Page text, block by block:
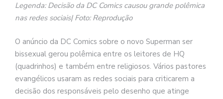
Legenda: Decisão da DC Comics causou grande polêmica
nas redes sociais| Foto: Reprodução
O anúncio da DC Comics sobre o novo Superman ser
bissexual gerou polêmica entre os leitores de HQ
(quadrinhos) e também entre religiosos. Vários pastores
evangélicos usaram as redes sociais para criticarem a
decisão dos responsáveis pelo desenho que atinge